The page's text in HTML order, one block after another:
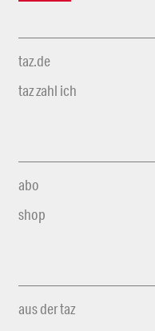
taz.de
taz zahl ich
abo
shop
aus der taz